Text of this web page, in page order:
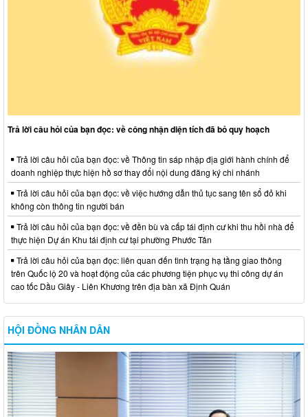
Trả lời câu hỏi của bạn đọc: về công nhận diện tích đã bỏ quy hoạch
Trả lời câu hỏi của bạn đọc: về Thông tin sáp nhập địa giới hành chính để
doanh nghiệp thực hiện hồ sơ thay đổi nội dung đăng ký chi nhánh
Trả lời câu hỏi của bạn đọc: về việc hướng dẫn thủ tục sang tên sổ đỏ khi
không còn thông tin người bán
Trả lời câu hỏi của bạn đọc: về đền bù và cấp tái định cư khi thu hồi nhà để
thực hiện Dự án Khu tái định cư tại phường Phước Tân
Trả lời câu hỏi của bạn đọc: liên quan đến tình trạng hạ tầng giao thông
trên Quốc lộ 20 và hoạt động của các phương tiện phục vụ thi công dự án
cao tốc Dầu Giây - Liên Khương trên địa bàn xã Định Quán
HỘI ĐỒNG NHÂN DÂN